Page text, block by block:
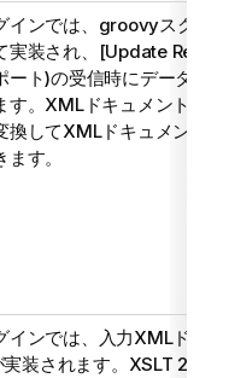
インでは、groovyスクリ
実装され、[Update
ート)の受信時にデータの
す。XMLドキュメントを
換してXMLドキュメント
す。
インでは、入力XMLドキ
装されます。XSLT 2.0が